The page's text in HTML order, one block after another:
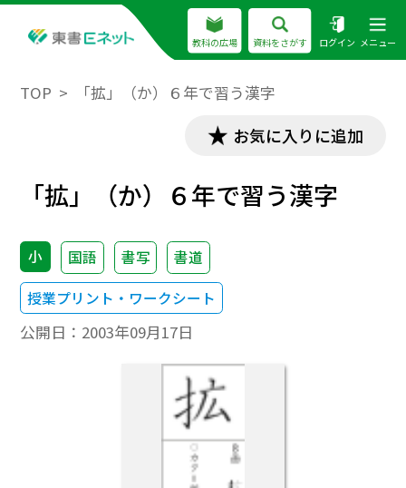
教科の広場 資料をさがす ログイン メニュー
TOP 「拡」（か）６年で習う漢字
お気に入りに追加
「拡」（か）６年で習う漢字
小 国語 書写
書道
授業プリント・ワークシート
公開日： 2003年09月17日